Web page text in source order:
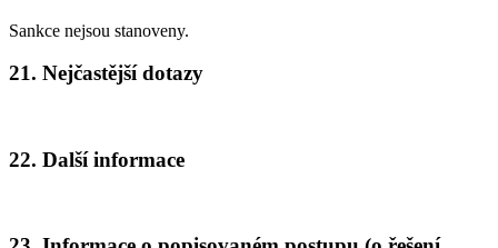
Sankce nejsou stanoveny.
21. Nejčastější dotazy
22. Další informace